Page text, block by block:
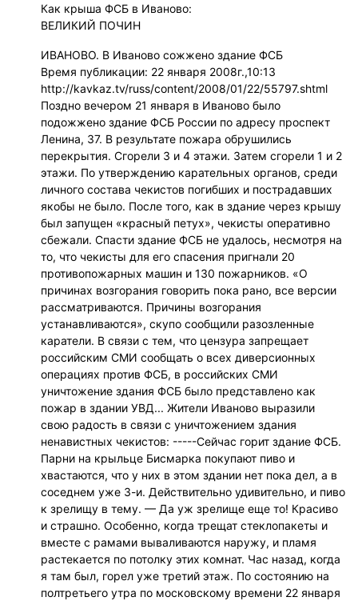
Как крыша ФСБ в Иваново:
ВЕЛИКИЙ ПОЧИН
ИВАНОВО. В Иваново сожжено здание ФСБ
Время публикации: 22 января 2008г.,10:13
http://kavkaz.tv/russ/content/2008/01/22/55797.shtml
Поздно вечером 21 января в Иваново было
подожжено здание ФСБ России по адресу проспект
Ленина, 37. В результате пожара обрушились
перекрытия. Сгорели 3 и 4 этажи. Затем сгорели 1 и 2
этажи. По утверждению карательных органов, среди
личного состава чекистов погибших и пострадавших
якобы не было. После того, как в здание через крышу
был запущен «красный петух», чекисты оперативно
сбежали. Спасти здание ФСБ не удалось, несмотря на
то, что чекисты для его спасения пригнали 20
противопожарных машин и 130 пожарников. «О
причинах возгорания говорить пока рано, все версии
рассматриваются. Причины возгорания
устанавливаются», скупо сообщили разозленные
каратели. В связи с тем, что цензура запрещает
российским СМИ сообщать о всех диверсионных
операциях против ФСБ, в российских СМИ
уничтожение здания ФСБ было представлено как
пожар в здании УВД... Жители Иваново выразили
свою радость в связи с уничтожением здания
ненавистных чекистов: -----Сейчас горит здание ФСБ.
Парни на крыльце Бисмарка покупают пиво и
хвастаются, что у них в этом здании нет пока дел, а в
соседнем уже 3-и. Действительно удивительно, и пиво
к зрелищу в тему. — Да уж зрелище еще то! Красиво
и страшно. Особенно, когда трещат стеклопакеты и
вместе с рамами вываливаются наружу, и пламя
растекается по потолку этих комнат. Час назад, когда
я там был, горел уже третий этаж. По состоянию на
полтретьего утра по московскому времени 22 января